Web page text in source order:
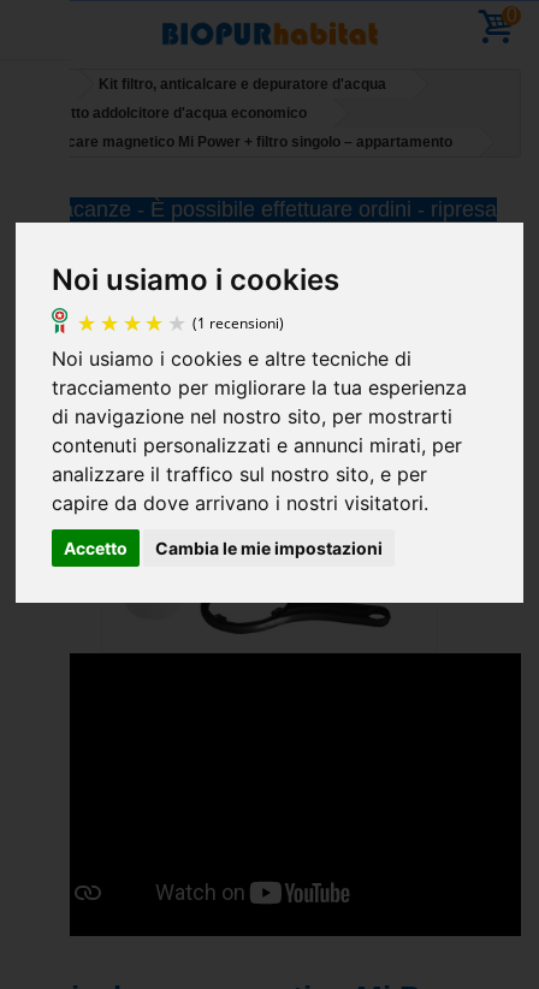
Noi usiamo i cookies
(1 recensioni)
Noi usiamo i cookies e altre tecniche di
tracciamento per migliorare la tua esperienza
di navigazione nel nostro sito, per mostrarti
contenuti personalizzati e annunci mirati, per
analizzare il traffico sul nostro sito, e per
capire da dove arrivano i nostri visitatori.
Accetto Cambia le mie impostazioni
0
Kit filtro, anticalcare e depuratore d'acqua
Pacchetto addolcitore d'acqua economico
Anticalcare magnetico Mi Power + filtro singolo – appartamento
Vacanze - È possibile effettuare ordini - ripresa